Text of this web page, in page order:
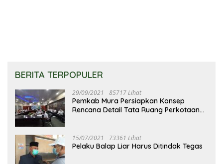
BERITA TERPOPULER
29/09/2021 85717 Lihat
Pemkab Mura Persiapkan Konsep
Rencana Detail Tata Ruang Perkotaan
15/07/2021 73361 Lihat
Pelaku Balap Liar Harus Ditindak Tegas